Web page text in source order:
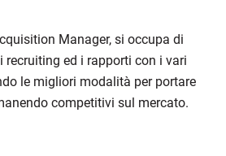
Manager, si occupa di
recruiting ed i rapporti con i vari
le migliori modalità per portare
competitivi sul mercato.